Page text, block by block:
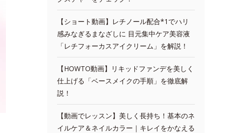
【ショート動画】レチノール配合*1でハリ
感みなぎるまなざしに 目元集中ケア美容液
「レチフォーカスアイクリーム」を解説！
【HOWTO動画】リキッドファンデを美しく
仕上げる「ベースメイクの手順」を徹底解
説！
【動画でレッスン】美しく長持ち！基本のネ
イルケア＆ネイルカラー｜キレイをかなえる